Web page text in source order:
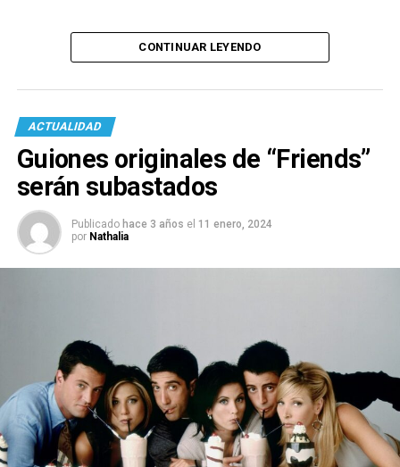
CONTINUAR LEYENDO
ACTUALIDAD
Guiones originales de “Friends”
serán subastados
Publicado hace 3 años el 11 enero, 2024
por Nathalia